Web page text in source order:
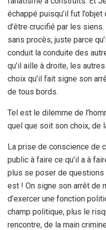
échappé puisqu’il fut
d’être crucifié par les
sans procès, juste parce
conduit la conduite des
qu’il aille à droite, les
choix qu’il fait signe son
de tous bords.
Tel est le dilemme de
quel que soit son choix, de
La prise de conscience de
public à faire ce qu’il a à
plus se poser de
est ! On signe son arrêt de
d’exercer une fonction
champ politique, plus le
rencontre, de la main